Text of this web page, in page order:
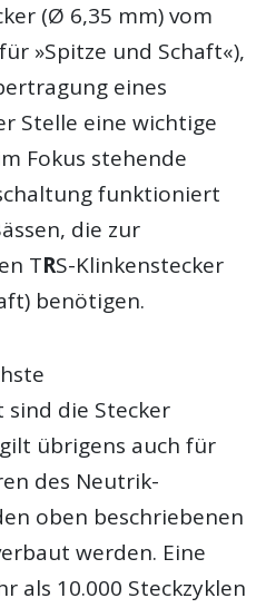
(Ø 6,35 mm) vom
»Spitze und Schaft«),
eines
Stelle eine wichtige
Fokus stehende
funktioniert
die zur
TRS-Klinkenstecker
benötigen.
die Stecker
übrigens auch für
des Neutrik-
oben beschriebenen
werden. Eine
als 10.000 Steckzyklen